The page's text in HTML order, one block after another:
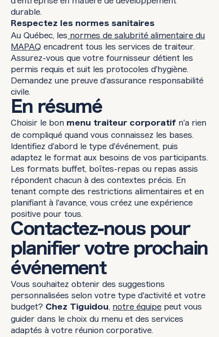
durable.
Respectez les normes sanitaires
Au Québec, les normes de salubrité alimentaire du
MAPAQ encadrent tous les services de traiteur.
Assurez-vous que votre fournisseur détient les
permis requis et suit les protocoles d'hygiène.
Demandez une preuve d'assurance responsabilité
civile.
En résumé
Choisir le bon menu traiteur corporatif n'a rien
de compliqué quand vous connaissez les bases.
Identifiez d'abord le type d'événement, puis
adaptez le format aux besoins de vos participants.
Les formats buffet, boîtes-repas ou repas assis
répondent chacun à des contextes précis. En
tenant compte des restrictions alimentaires et en
planifiant à l'avance, vous créez une expérience
positive pour tous.
Contactez-nous pour
planifier votre prochain
événement
Vous souhaitez obtenir des suggestions
personnalisées selon votre type d'activité et votre
budget? Chez Tiguidou, notre équipe peut vous
guider dans le choix du menu et des services
adaptés à votre réunion corporative.